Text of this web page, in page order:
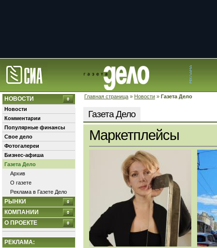
Главная страница » Новости » Газета Дело
НОВОСТИ
Новости
Комментарии
Популярные финансы
Свое дело
Фотогалереи
Бизнес-афиша
Газета Дело
Архив
О газете
Реклама в Газете Дело
РЫНКИ
КОМПАНИИ
О ПРОЕКТЕ
РЕКЛАМА:
Газета Дело
Маркетплейсы